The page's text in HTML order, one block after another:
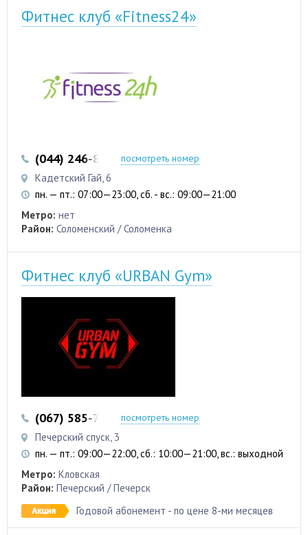
Фитнес клуб «Fitness24»
(044) 246-83-51 (096) 994-38-84
посмотреть номер
Кадетский Гай, 6
пн. — пт.: 07:00—23:00, сб. - вс.: 09:00—21:00
Метро: нет
Район: Соломенский / Соломенка
Фитнес клуб «URBAN Gym»
(067) 585-79-79посмотреть номер
Печерский спуск, 3
пн. — пт.: 09:00—22:00, сб.: 10:00—21:00, вс.: выходной
Метро: Кловская
Район: Печерский / Печерск
Годовой абонемент - по цене 8-ми месяцев